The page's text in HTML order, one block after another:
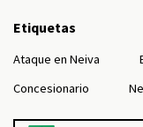
Etiquetas
Ataque en Neiva
Concesionario